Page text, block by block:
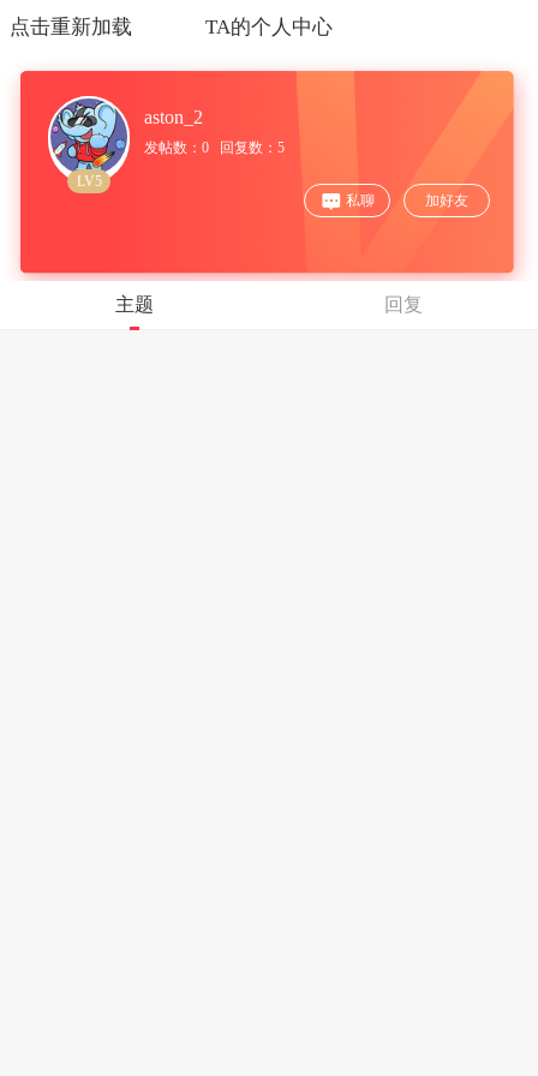
点击重新加载 TA的个人中心
LV5
aston_2
发帖数：0 回复数：5
私聊 加好友
主题 回复